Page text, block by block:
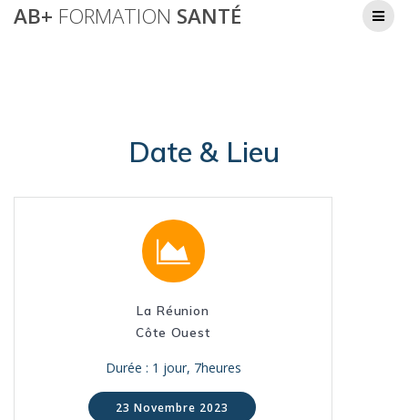
Passer
au
AB+ FORMATION SANTÉ
Formation Plaies et Cicatrisation – Franz Weber
Date & Lieu
La Réunion
Côte Ouest
Durée : 1 jour, 7heures
23 Novembre 2023